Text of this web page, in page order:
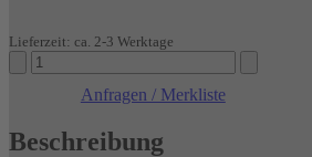
Lieferzeit: ca. 2-3 Werktage
Kunststoff-
Tragrollen
Menge
Anfragen / Merkliste
Beschreibung